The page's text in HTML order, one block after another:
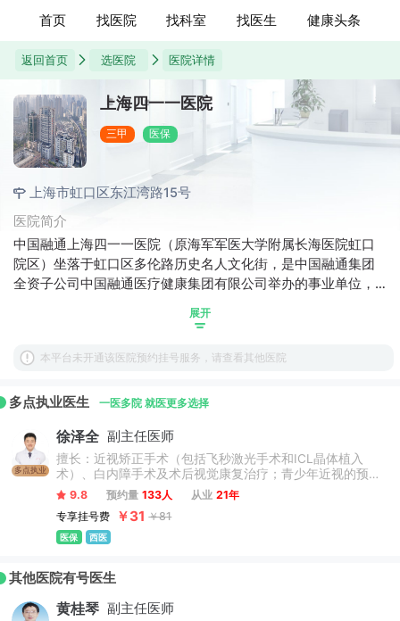
首页 找医院 找科室 找医生 健康头条
返回首页 选医院 医院详情
上海四一一医院
三甲 医保
上海市虹口区东江湾路15号
医院简介
中国融通上海四一一医院（原海军军医大学附属长海医院虹口
院区）坐落于虹口区多伦路历史名人文化街，是中国融通集团
全资子公司中国融通医疗健康集团有限公司举办的事业单位，
一所医院。1994年和2014年获评“军队三甲医院”。医院转制
教学、科研、康复、健康产品研发为一体的三级综合公立医
展开
本平台未开通该医院预约挂号服务，请查看其他医院
多点执业医生 一医多院 就医更多选择
多点执业
徐泽全 副主任医师
擅长：近视矫正手术（包括飞秒激光手术和ICL晶体植入
术）、白内障手术及术后视觉康复治疗；青少年近视的预防
与治疗（包括角膜塑形镜的配戴、视功能训练以及弱视治
疗）；圆锥角膜和散光的个性化治疗；飞蚊症和玻璃体出血
的诊断与处理；黄斑病变、黄斑水肿、黄斑变性和黄斑裂孔
的综合治疗；视网膜脱离和视网膜裂孔的手术修复；干眼症
9.8 预约量 133人 从业 21年
专享挂号费
￥31 ￥81
医保 西医
其他医院有号医生
黄桂琴 副主任医师